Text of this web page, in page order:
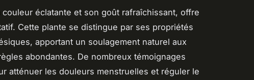
éclatante et son goût rafraîchissant, offre
Cette plante se distingue par ses propriétés
apportant un soulagement naturel aux
abondantes. De nombreux témoignages
atténuer les douleurs menstruelles et réguler le